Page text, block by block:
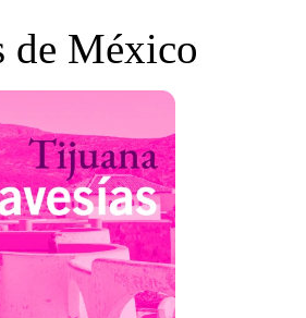
de México